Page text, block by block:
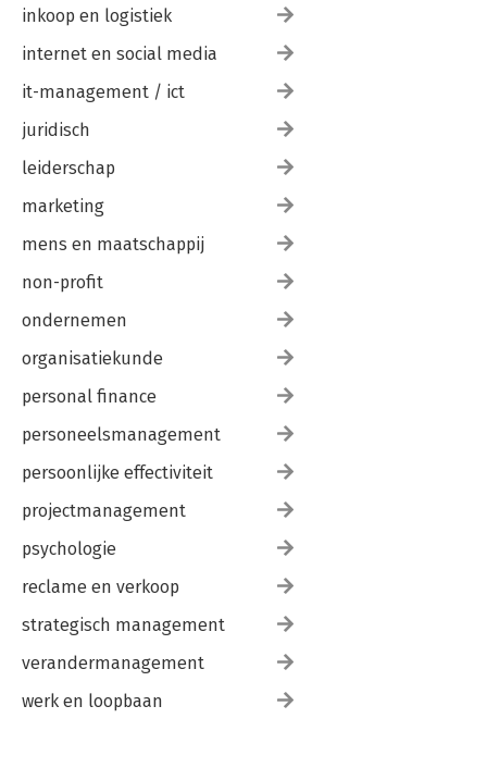
inkoop en logistiek
internet en social media
it-management / ict
juridisch
leiderschap
marketing
mens en maatschappij
non-profit
ondernemen
organisatiekunde
personal finance
personeelsmanagement
persoonlijke effectiviteit
projectmanagement
psychologie
reclame en verkoop
strategisch management
verandermanagement
werk en loopbaan